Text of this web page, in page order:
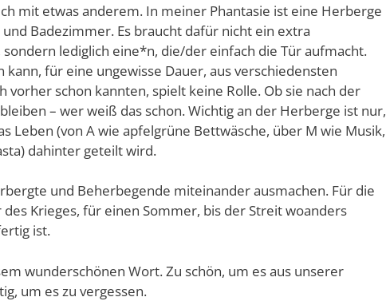
mit etwas anderem. In meiner Phantasie ist eine Herberge
Badezimmer. Es braucht dafür nicht ein extra
lediglich eine*n, die/der einfach die Tür aufmacht.
für eine ungewisse Dauer, aus verschiedensten
vorher schon kannten, spielt keine Rolle. Ob sie nach der
– wer weiß das schon. Wichtig an der Herberge ist nur,
Leben (von A wie apfelgrüne Bettwäsche, über M wie Musik,
dahinter geteilt wird.
und Beherbegende miteinander ausmachen. Für die
Krieges, für einen Sommer, bis der Streit woanders
ist.
wunderschönen Wort. Zu schön, um es aus unserer
um es zu vergessen.